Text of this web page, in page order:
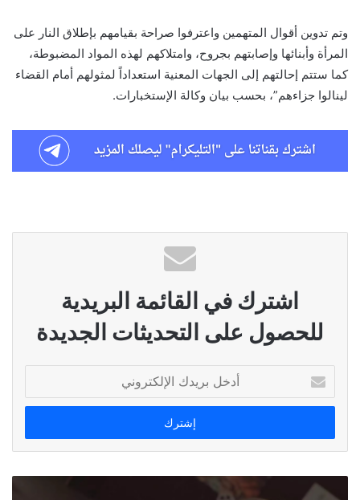
وتم تدوين أقوال المتهمين واعترفوا صراحة بقيامهم بإطلاق ‏النار على
المرأة وأبنائها وإصابتهم بجروح، وامتلاكهم لهذه ‏المواد المضبوطة،
كما ستتم إحالتهم إلى الجهات المعنية ‏استعداداً لمثولهم أمام القضاء
لينالوا جزاءهم”، بحسب بيان ‏وكالة الإستخبارات.‏
اشترك في القائمة البريدية
للحصول على التحديثات الجديدة
بريدك
الإلكتروني